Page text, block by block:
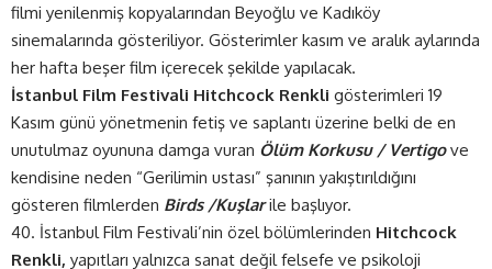
filmi yenilenmiş kopyalarından Beyoğlu ve Kadıköy
sinemalarında gösteriliyor. Gösterimler kasım ve aralık aylarında
her hafta beşer film içerecek şekilde yapılacak.
İstanbul Film Festivali Hitchcock Renkli gösterimleri 19
Kasım günü yönetmenin fetiş ve saplantı üzerine belki de en
unutulmaz oyununa damga vuran Ölüm Korkusu / Vertigove
kendisine neden “Gerilimin ustası” şanının yakıştırıldığını
gösteren filmlerden Birds /Kuşlar ile başlıyor.
40. İstanbul Film Festivali’nin özel bölümlerinden Hitchcock
Renkli, yapıtları yalnızca sanat değil felsefe ve psikoloji